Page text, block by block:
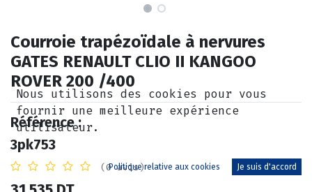
Courroie trapézoïdale à nervures
GATES RENAULT CLIO II KANGOO
ROVER 200 /400
Référence :
3pk753
(0 avis)
Nous utilisons des cookies pour vous
fournir une meilleure expérience
utilisateur.
Politique relative aux cookies Je suis d'accord